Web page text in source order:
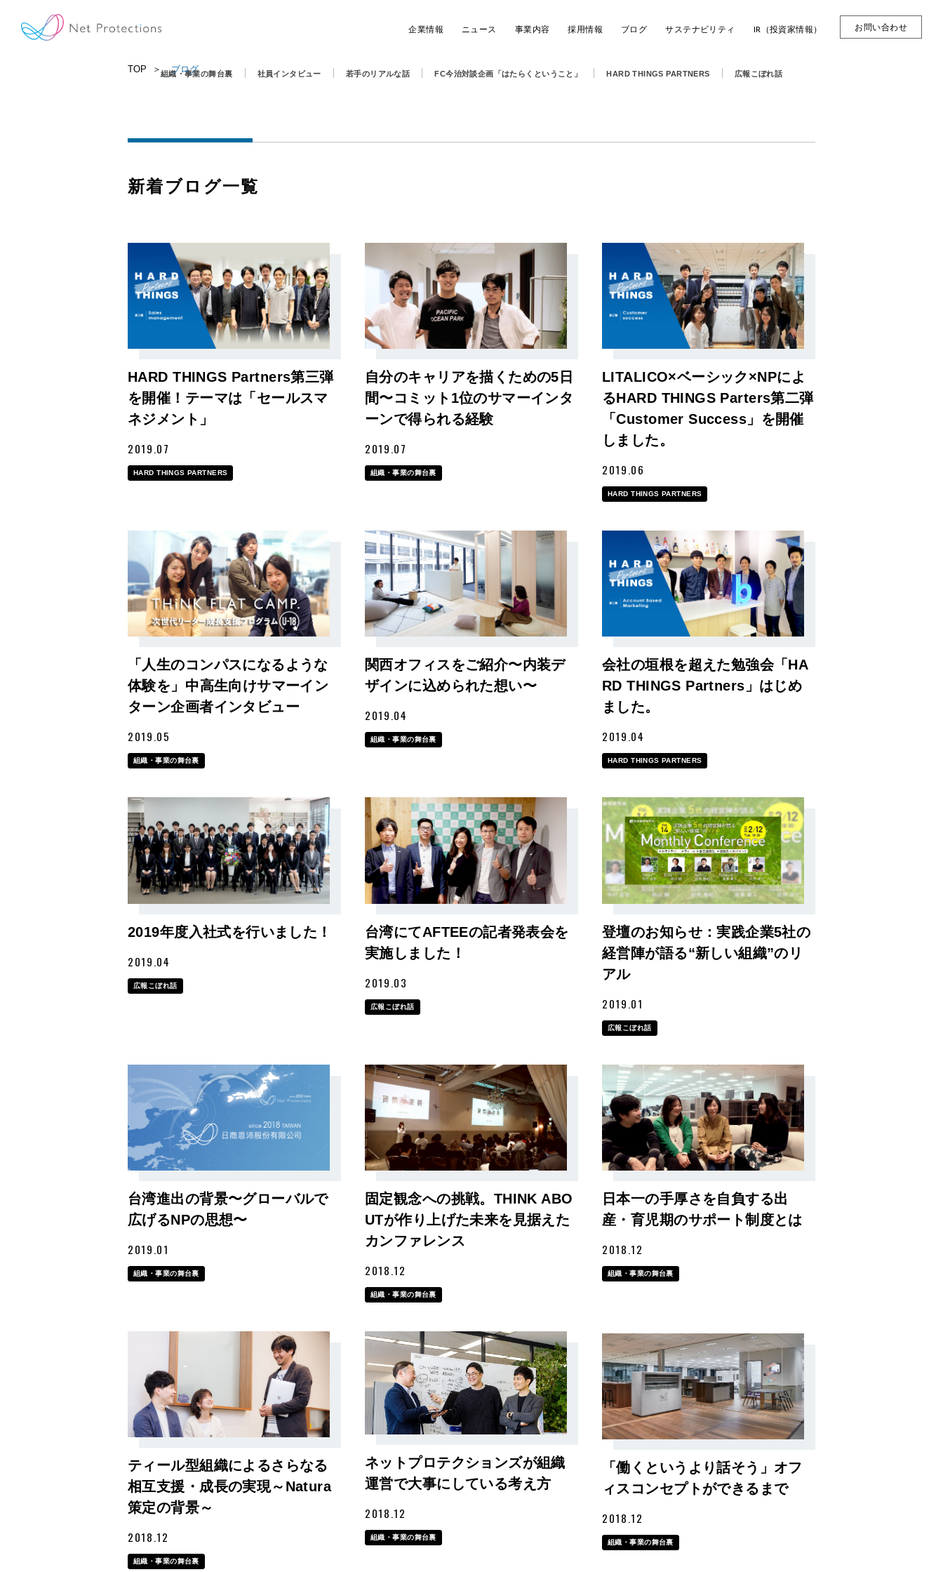
企業情報 ニュース 事業内容 採用情報 ブログ サステナビリティ IR（投資家情報） お問い合わせ
組織・事業の舞台裏 社員インタビュー 若手のリアルな話 FC今治対談企画「はたらくということ」 HARD THINGS PARTNERS 広報こぼれ話
TOP ブログ
新着ブログ一覧
HARD THINGS Partners第三弾
を開催！テーマは「セールスマ
ネジメント」
2019.07
HARD THINGS PARTNERS
自分のキャリアを描くための5日
間〜コミット1位のサマーインタ
ーンで得られる経験
2019.07
組織・事業の舞台裏
LITALICO×ベーシック×NPによ
るHARD THINGS Parters第二弾
「Customer Success」を開催
しました。
2019.06
HARD THINGS PARTNERS
「人生のコンパスになるような
体験を」中高生向けサマーイン
ターン企画者インタビュー
2019.05
組織・事業の舞台裏
関西オフィスをご紹介〜内装デ
ザインに込められた想い〜
2019.04
組織・事業の舞台裏
会社の垣根を超えた勉強会「HA
RD THINGS Partners」はじめ
ました。
2019.04
HARD THINGS PARTNERS
2019年度入社式を行いました！
2019.04
広報こぼれ話
台湾にてAFTEEの記者発表会を
実施しました！
2019.03
広報こぼれ話
登壇のお知らせ：実践企業5社の
経営陣が語る“新しい組織”のリ
アル
2019.01
広報こぼれ話
台湾進出の背景〜グローバルで
広げるNPの思想〜
2019.01
組織・事業の舞台裏
固定観念への挑戦。THINK ABO
UTが作り上げた未来を見据えた
カンファレンス
2018.12
組織・事業の舞台裏
日本一の手厚さを自負する出
産・育児期のサポート制度とは
2018.12
組織・事業の舞台裏
ティール型組織によるさらなる
相互支援・成長の実現～Natura
策定の背景～
2018.12
組織・事業の舞台裏
ネットプロテクションズが組織
運営で大事にしている考え方
2018.12
組織・事業の舞台裏
「働くというより話そう」オフ
ィスコンセプトができるまで
2018.12
組織・事業の舞台裏